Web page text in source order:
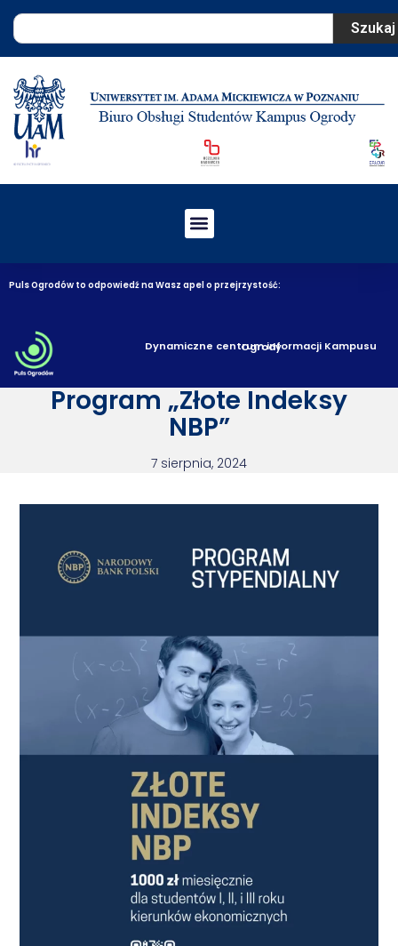
Szukaj
Puls Ogrodów to odpowiedź na Wasz apel o przejrzystość:
Dynamiczne centrum informacji Kampusu Ogrody
Program „Złote Indeksy
NBP”
7 sierpnia, 2024